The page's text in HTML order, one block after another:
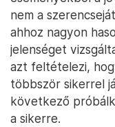
nem a
ahhoz nagyon
jelenséget
azt feltételezi,
többször sikerrel
következő
a sikerre.